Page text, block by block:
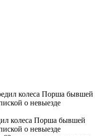
колеса Порша бывшей
о невыезде